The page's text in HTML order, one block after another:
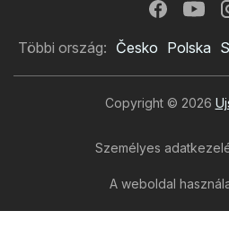
Többi ország: Česko Polska
Copyright © 2026
Személyes
A weboldal